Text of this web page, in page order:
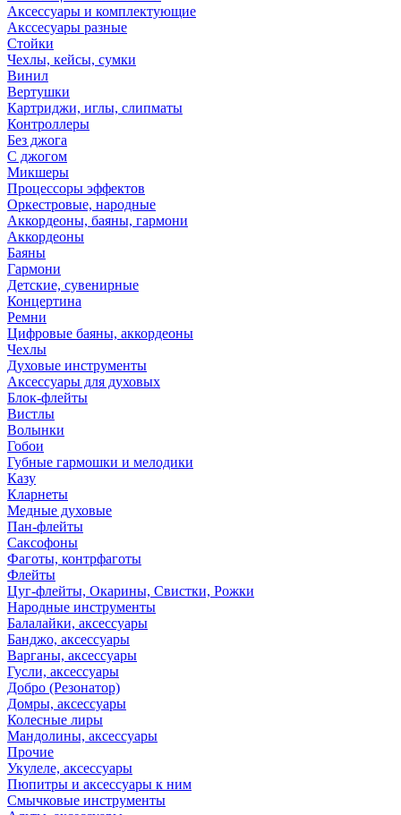
Аксессуары и комплектующие
Акссесуары разные
Стойки
Чехлы, кейсы, сумки
Винил
Вертушки
Картриджи, иглы, слипматы
Контроллеры
Без джога
С джогом
Микшеры
Процессоры эффектов
Оркестровые, народные
Аккордеоны, баяны, гармони
Аккордеоны
Баяны
Гармони
Детские, сувенирные
Концертина
Ремни
Цифровые баяны, аккордеоны
Чехлы
Духовые инструменты
Аксессуары для духовых
Блок-флейты
Вистлы
Волынки
Гобои
Губные гармошки и мелодики
Казу
Кларнеты
Медные духовые
Пан-флейты
Саксофоны
Фаготы, контрфаготы
Флейты
Цуг-флейты, Окарины, Свистки, Рожки
Народные инструменты
Балалайки, аксессуары
Банджо, аксессуары
Варганы, аксессуары
Гусли, аксессуары
Добро (Резонатор)
Домры, аксессуары
Колесные лиры
Мандолины, аксессуары
Прочие
Укулеле, аксессуары
Пюпитры и аксессуары к ним
Смычковые инструменты